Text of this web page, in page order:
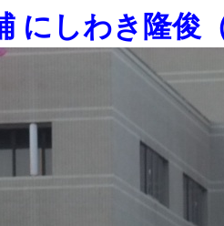
にしわき隆俊